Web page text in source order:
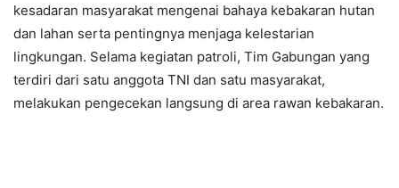
kesadaran masyarakat mengenai bahaya kebakaran hutan
dan lahan serta pentingnya menjaga kelestarian
lingkungan. Selama kegiatan patroli, Tim Gabungan yang
terdiri dari satu anggota TNI dan satu masyarakat,
melakukan pengecekan langsung di area rawan kebakaran.